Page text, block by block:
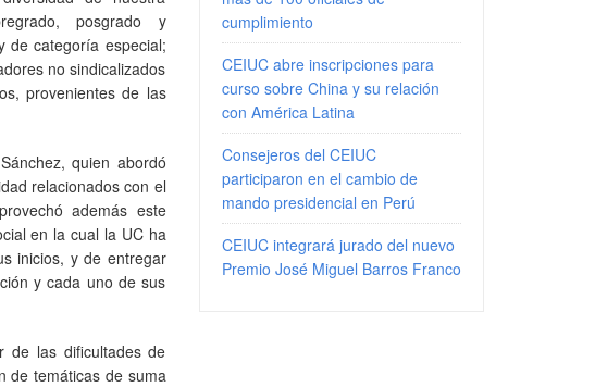
posgrado y
de categoría especial;
no sindicalizados
provenientes de las
quien abordó
relacionados con el
además este
en la cual la UC ha
inicios, y de entregar
y cada uno de sus
de las dificultades de
de temáticas de suma
cumplimiento
CEIUC abre inscripciones para
curso sobre China y su relación
con América Latina
Consejeros del CEIUC
participaron en el cambio de
mando presidencial en Perú
CEIUC integrará jurado del nuevo
Premio José Miguel Barros Franco